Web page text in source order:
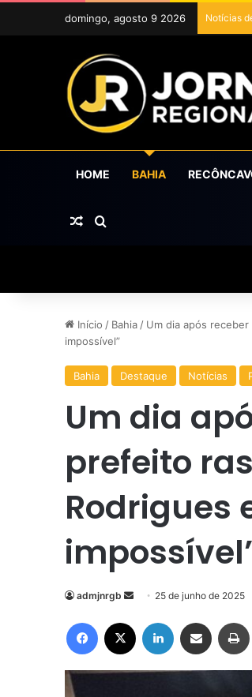
domingo, agosto 9 2026 Notícias
HOME BAHIA
Artigo aleatório
Procurar por
Início / Bahia / Um dia após
impossível”
Bahia Destaque Notícias
Um dia
prefeito
Rodrigues
admjnrgb
Mande
e-
mail
25 de junho de 2025
Facebook Linkedin Compartilhar via e-mail